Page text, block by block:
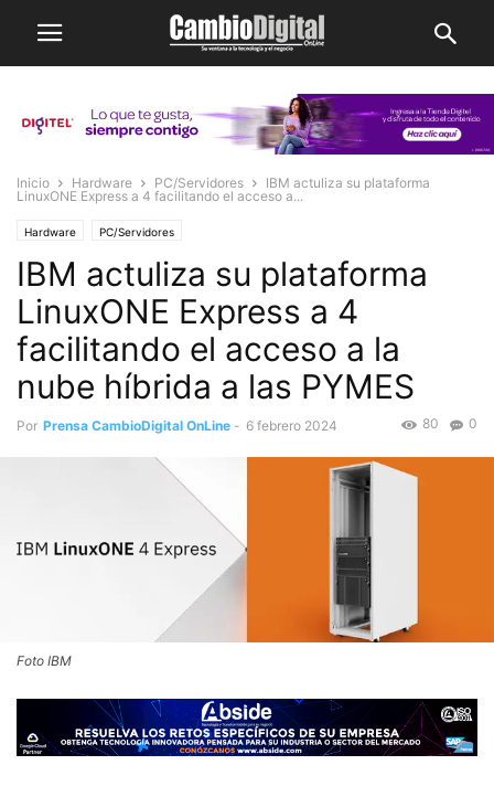
Inicio Hardware PC/Servidores
IBM actuliza su plataforma
LinuxONE Express a 4 facilitando el acceso a...
Hardware PC/Servidores
IBM actuliza su plataforma
LinuxONE Express a 4
facilitando el acceso a la
nube híbrida a las PYMES
Por Prensa CambioDigital OnLine - 6 febrero 2024 0
80
Foto IBM